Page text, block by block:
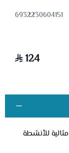
6932230604151
124
للأنشطة